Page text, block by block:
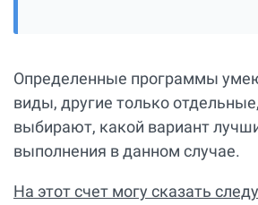
Определенные программы
виды, другие только
выбирают, какой вариант
выполнения в данном случае.
На этот счет могу сказать